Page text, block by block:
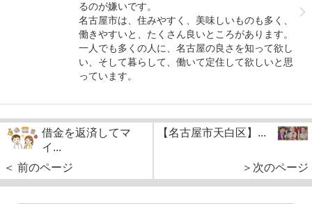
るのが嫌いです。
名古屋市は、住みやすく、美味しいものも多く、
働きやすいと、たくさん良いところがあります。
一人でも多くの人に、名古屋の良さを知って欲し
い、そして暮らして、働いて定住して欲しいと思
っています。
借金を返済してマ
イ...
＜ 前のページ
【名古屋市天白区】...
＞次のページ